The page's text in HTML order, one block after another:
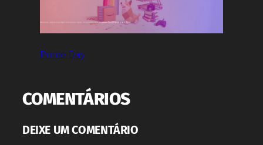
Prime Day
COMENTÁRIOS
DEIXE UM COMENTÁRIO